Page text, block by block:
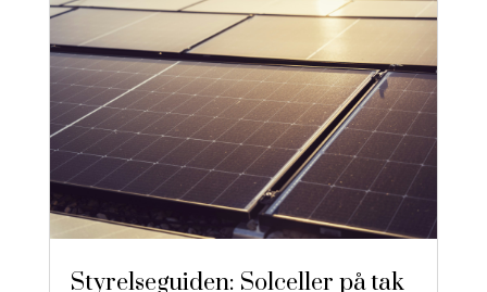
Styrelseguiden: Solceller på tak